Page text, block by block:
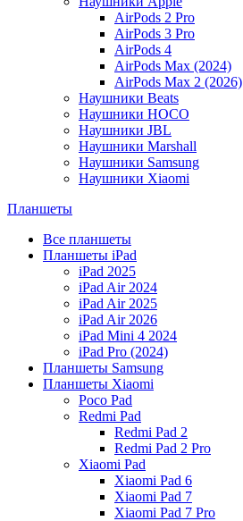
AirPods 2 Pro
AirPods 3 Pro
AirPods 4
AirPods Max (2024)
AirPods Max 2 (2026)
Наушники Beats
Наушники HOCO
Наушники JBL
Наушники Marshall
Наушники Samsung
Наушники Xiaomi
Планшеты
Все планшеты
Планшеты iPad
iPad 2025
iPad Air 2024
iPad Air 2025
iPad Air 2026
iPad Mini 4 2024
iPad Pro (2024)
Планшеты Samsung
Планшеты Xiaomi
Poco Pad
Redmi Pad
Redmi Pad 2
Redmi Pad 2 Pro
Xiaomi Pad
Xiaomi Pad 6
Xiaomi Pad 7
Xiaomi Pad 7 Pro